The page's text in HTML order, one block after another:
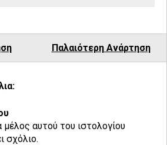
Παλαιότερη Ανάρτηση
αυτού του ιστολογίου
σχόλιο.